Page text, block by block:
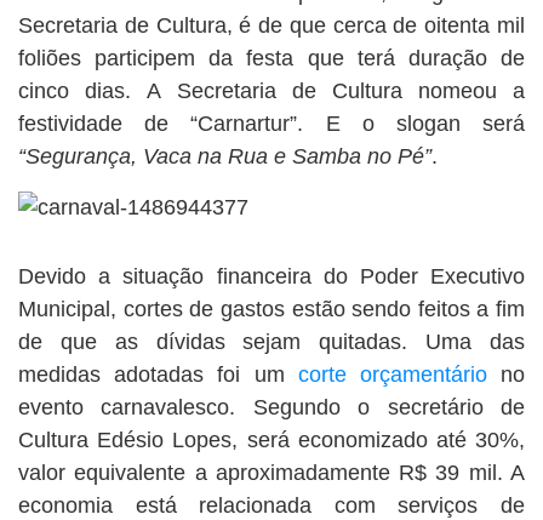
Secretaria de Cultura, é de que cerca de oitenta mil
foliões participem da festa que terá duração de
cinco dias. A Secretaria de Cultura nomeou a
festividade de “Carnartur”. E o slogan será
“Segurança, Vaca na Rua e Samba no Pé”.
Devido a situação financeira do Poder Executivo
Municipal, cortes de gastos estão sendo feitos a fim
de que as dívidas sejam quitadas. Uma das
medidas adotadas foi um corte orçamentáriono
evento carnavalesco. Segundo o secretário de
Cultura Edésio Lopes, será economizado até 30%,
valor equivalente a aproximadamente R$ 39 mil. A
economia está relacionada com serviços de